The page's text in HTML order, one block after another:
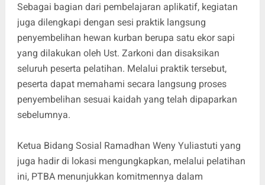
Sebagai bagian dari pembelajaran aplikatif, kegiatan
juga dilengkapi dengan sesi praktik langsung
penyembelihan hewan kurban berupa satu ekor sapi
yang dilakukan oleh Ust. Zarkoni dan disaksikan
seluruh peserta pelatihan. Melalui praktik tersebut,
peserta dapat memahami secara langsung proses
penyembelihan sesuai kaidah yang telah dipaparkan
sebelumnya.
Ketua Bidang Sosial Ramadhan Weny Yuliastuti yang
juga hadir di lokasi mengungkapkan, melalui pelatihan
ini, PTBA menunjukkan komitmennya dalam